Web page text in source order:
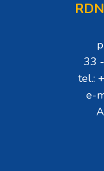
33
tel.:
e-